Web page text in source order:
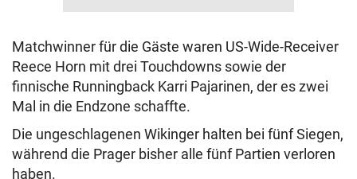
Matchwinner für die Gäste waren US-Wide-Receiver
Reece Horn mit drei Touchdowns sowie der
finnische Runningback Karri Pajarinen, der es zwei
Mal in die Endzone schaffte.
Die ungeschlagenen Wikinger halten bei fünf Siegen,
während die Prager bisher alle fünf Partien verloren
haben.